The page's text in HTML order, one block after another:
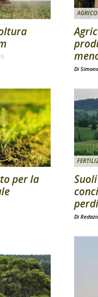
Di
per la
Di